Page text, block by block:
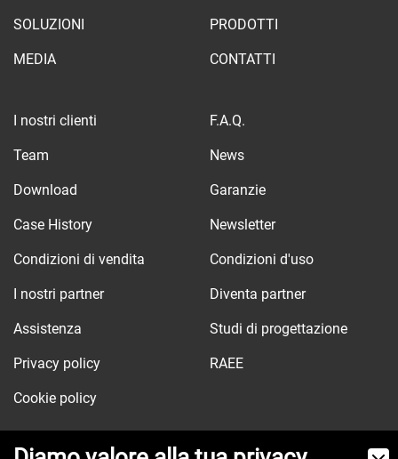
SOLUZIONI PRODOTTI
MEDIA CONTATTI
I nostri clienti F.A.Q.
Team News
Download Garanzie
Case History Newsletter
Condizioni di vendita Condizioni d'uso
I nostri partner Diventa partner
Assistenza Studi di progettazione
Privacy policy RAEE
Cookie policy